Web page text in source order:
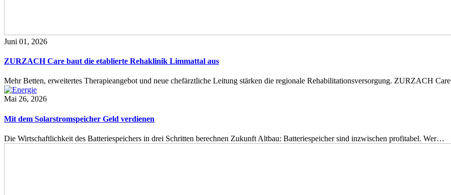
Juni 01, 2026
ZURZACH Care baut die etablierte Rehaklinik Limmattal aus
Mehr Betten, erweitertes Therapieangebot und neue chefärztliche Leitung stärken die regionale Rehabilitationsversorgung. ZURZACH
Mai 26, 2026
Mit dem Solarstromspeicher Geld verdienen
Die Wirtschaftlichkeit des Batteriespeichers in drei Schritten berechnen Zukunft Altbau: Batteriespeicher sind inzwischen profitabel. Wer…